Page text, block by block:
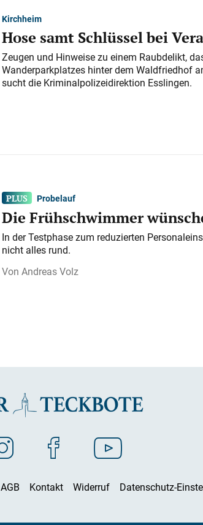
Kirchheim
Hose samt Schlüssel bei
Zeugen und Hinweise zu einem Raubdelikt,
Wanderparkplatzes hinter dem Waldfriedhof
sucht die Kriminalpolizeidirektion Esslingen.
Probelauf
Die Frühschwimmer
In der Testphase zum reduzierten
nicht alles rund.
Andreas Volz
AGB Kontakt Widerruf Datenschutz-